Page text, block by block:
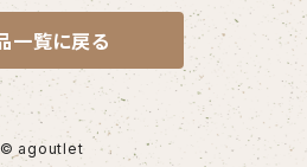
一覧に戻る
© agoutlet